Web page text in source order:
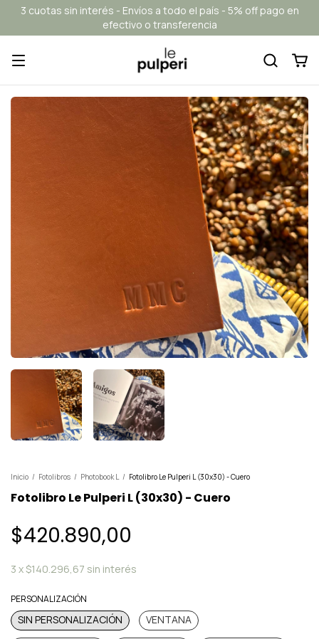
3 cuotas sin interés - Envíos a todo el país - 5% off pago en
efectivo o transferencia
Inicio / Fotolibros / Photobook L / Fotolibro Le Pulperi L (30x30) - Cuero
Fotolibro Le Pulperi L (30x30) - Cuero
$420.890,00
3 x$140.296,67 sin interés
PERSONALIZACIÓN
SIN PERSONALIZACIÓN
VENTANA